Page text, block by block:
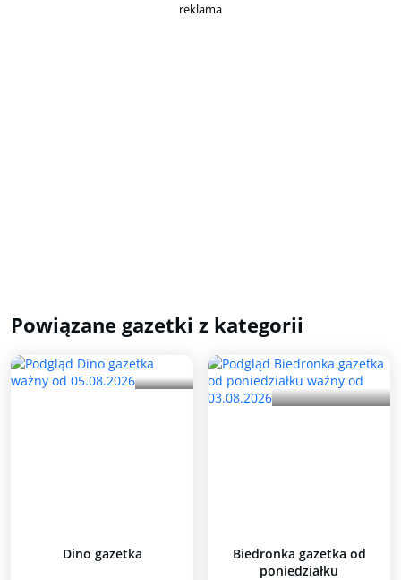
reklama
Powiązane gazetki z kategorii
Dino gazetka
Biedronka gazetka od
poniedziałku